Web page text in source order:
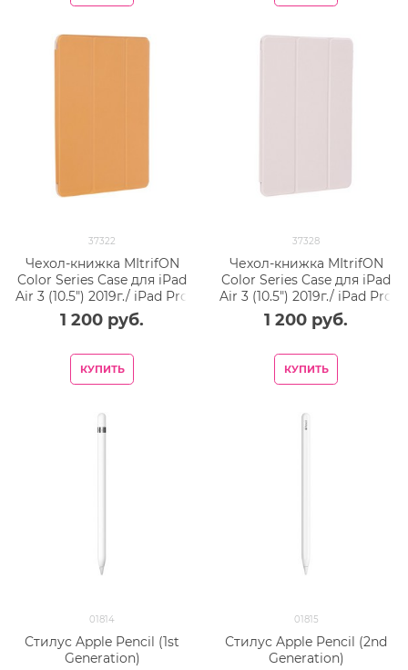
37322
Чехол-книжка MItrifON
Color Series Case для iPad
Air 3 (10.5") 2019г./ iPad Pro
(10.5") 2017г. Light Broun -
Светло-коричневый
1 200 руб.
КУПИТЬ
37328
Чехол-книжка MItrifON
Color Series Case для iPad
Air 3 (10.5") 2019г./ iPad Pro
(10.5") 2017г. Light Grey -
Светло-серый
1 200 руб.
КУПИТЬ
01814
Стилус Apple Pencil (1st
Generation)
01815
Стилус Apple Pencil (2nd
Generation)